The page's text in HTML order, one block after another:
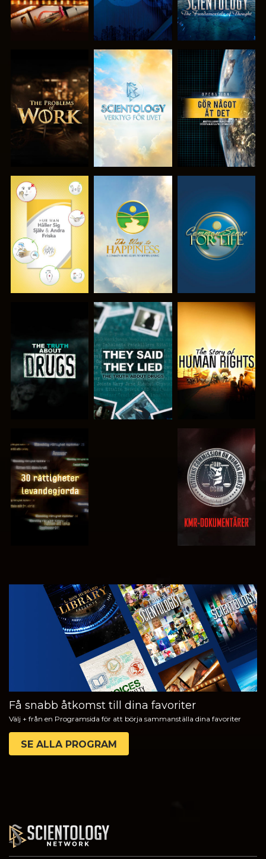
UTFORSKA
SERIEN
UTFORSKA
SERIEN
TITTA
TITTA TITTA TITTA
TITTA TITTA
TITTA TITTA
TITTA
UTFORSKA
SERIEN
Få snabb åtkomst till dina favoriter
Välj + från en Programsida för att börja sammanställa dina favoriter
SE ALLA PROGRAM